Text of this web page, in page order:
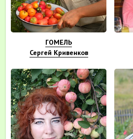
ГОМЕЛЬ
Сергей Кривенков